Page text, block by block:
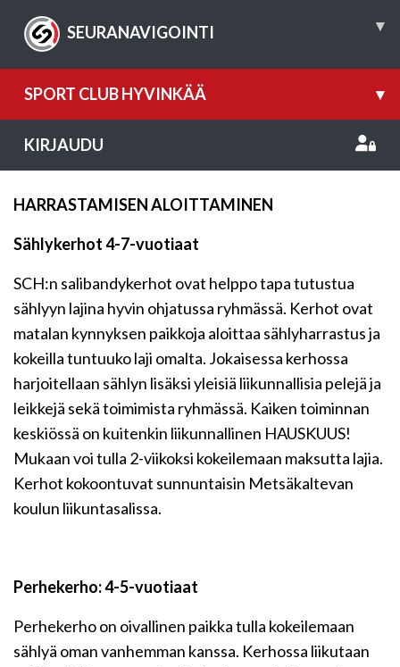
SEURANAVIGOINTI ▾
SPORT CLUB HYVINKÄÄ ▾
KIRJAUDU
HARRASTAMISEN ALOITTAMINEN
Sählykerhot 4-7-vuotiaat
SCH:n salibandykerhot ovat helppo tapa tutustua
sählyyn lajina hyvin ohjatussa ryhmässä. Kerhot ovat
matalan kynnyksen paikkoja aloittaa sählyharrastus ja
kokeilla tuntuuko laji omalta. Jokaisessa kerhossa
harjoitellaan sählyn lisäksi yleisiä liikunnallisia pelejä ja
leikkejä sekä toimimista ryhmässä. Kaiken toiminnan
keskiössä on kuitenkin liikunnallinen HAUSKUUS!
Mukaan voi tulla 2-viikoksi kokeilemaan maksutta lajia.
Kerhot kokoontuvat sunnuntaisin Metsäkaltevan
koulun liikuntasalissa.
Perhekerho: 4-5-vuotiaat
Perhekerho on oivallinen paikka tulla kokeilemaan
sählyä oman vanhemman kanssa. Kerhossa liikutaan